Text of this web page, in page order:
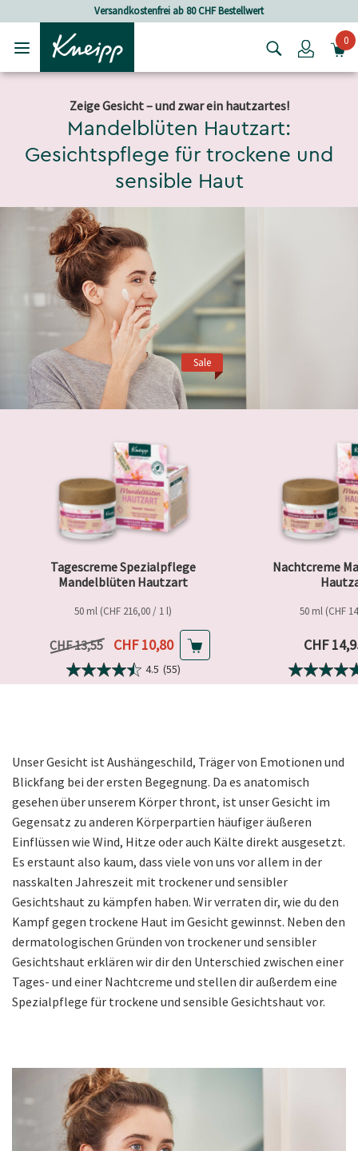
Skip to main content
Skip to footer contentVersandkostenfrei ab 80 CHF Bestellwert
Login0
Zeige Gesicht – und zwar ein hautzartes!
Mandelblüten Hautzart:
Gesichtspflege für trockene und
sensible Haut
Sale
Tagescreme Spezialpflege
Mandelblüten Hautzart
50 ml (CHF 216,00 / 1 l)
Vorheriger Preis
CHF 13,55 Aktueller Preis
CHF 10,80
4.5 (55)
Nachtcreme
50 ml (CHF
CHF
Unser Gesicht ist Aushängeschild, Träger von Emotionen und
Blickfang bei der ersten Begegnung. Da es anatomisch
gesehen über unserem Körper thront, ist unser Gesicht im
Gegensatz zu anderen Körperpartien häufiger äußeren
Einflüssen wie Wind, Hitze oder auch Kälte direkt ausgesetzt.
Es erstaunt also kaum, dass viele von uns vor allem in der
nasskalten Jahreszeit mit trockener und sensibler
Gesichtshaut zu kämpfen haben. Wir verraten dir, wie du den
Kampf gegen trockene Haut im Gesicht gewinnst. Neben den
dermatologischen Gründen von trockener und sensibler
Gesichtshaut erklären wir dir den Unterschied zwischen einer
Tages- und einer Nachtcreme und stellen dir außerdem eine
Spezialpflege für trockene und sensible Gesichtshaut vor.